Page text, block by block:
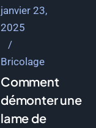
janvier 23,
2025
Bricolage
Comment
démonter une
lame de